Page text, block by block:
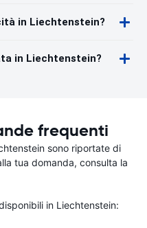
in Liechtenstein?
in Liechtenstein?
frequenti
sono riportate di
tua domanda, consulta la
in Liechtenstein: